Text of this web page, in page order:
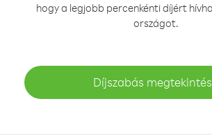
hogy a legjobb percenkénti díjért
országot.
Díjszabás